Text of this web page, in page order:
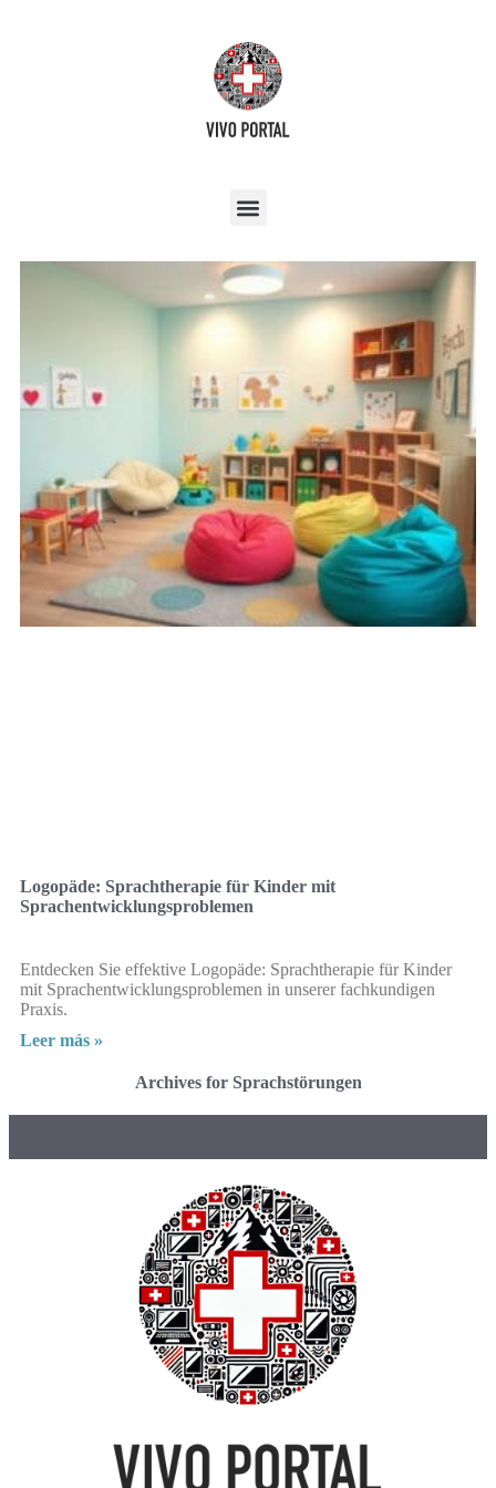
Logopäde: Sprachtherapie für Kinder mit
Sprachentwicklungsproblemen
Entdecken Sie effektive Logopäde: Sprachtherapie für Kinder
mit Sprachentwicklungsproblemen in unserer fachkundigen
Praxis.
Leer más »
Archives for Sprachstörungen